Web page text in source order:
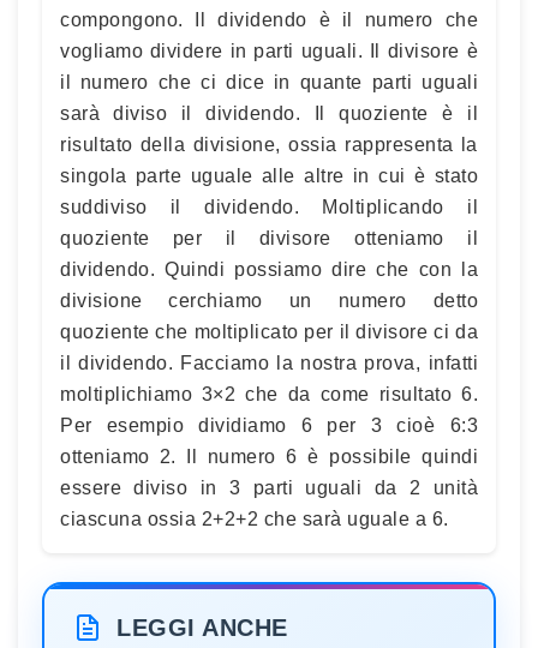
compongono. Il dividendo è il numero che
vogliamo dividere in parti uguali. Il divisore è
il numero che ci dice in quante parti uguali
sarà diviso il dividendo. Il quoziente è il
risultato della divisione, ossia rappresenta la
singola parte uguale alle altre in cui è stato
suddiviso il dividendo. Moltiplicando il
quoziente per il divisore otteniamo il
dividendo. Quindi possiamo dire che con la
divisione cerchiamo un numero detto
quoziente che moltiplicato per il divisore ci da
il dividendo. Facciamo la nostra prova, infatti
moltiplichiamo 3×2 che da come risultato 6.
Per esempio dividiamo 6 per 3 cioè 6:3
otteniamo 2. Il numero 6 è possibile quindi
essere diviso in 3 parti uguali da 2 unità
ciascuna ossia 2+2+2 che sarà uguale a 6.
LEGGI ANCHE